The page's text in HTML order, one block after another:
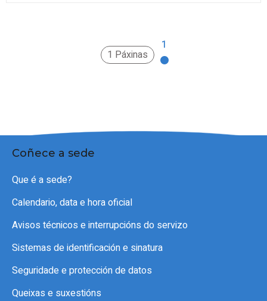
1 Páxinas
1
Coñece a sede
Que é a sede?
Calendario, data e hora oficial
Avisos técnicos e interrupcións do servizo
Sistemas de identificación e sinatura
Seguridade e protección de datos
Queixas e suxestións